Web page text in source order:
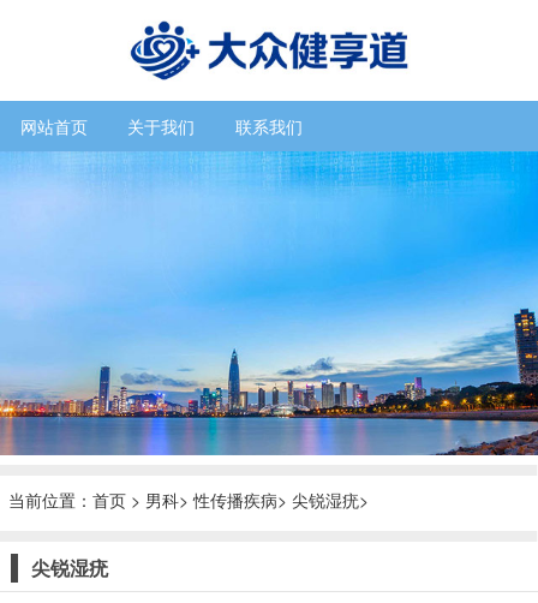
网站首页 关于我们 联系我们
当前位置： 首页 > 男科>性传播疾病> 尖锐湿疣>
尖锐湿疣